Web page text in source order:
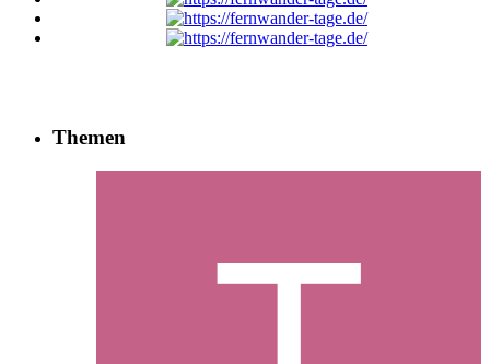
Themen